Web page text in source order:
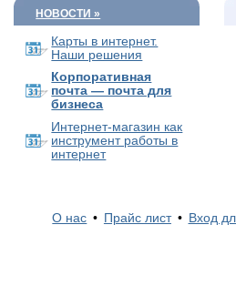
НОВОСТИ »
Карты в интернет.
Наши решения
Корпоративная
почта — почта для
бизнеса
Интернет-магазин как
инструмент работы в
интернет
О нас • Прайс лист • Вход